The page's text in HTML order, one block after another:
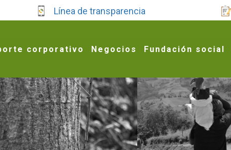
Línea de transparencia
corporativo Negocios Fundación social